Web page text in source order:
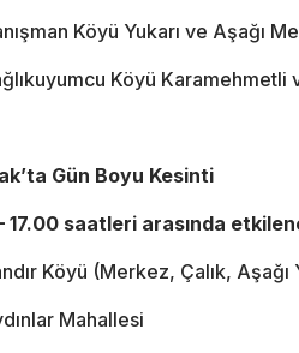
Köyü Yukarı ve Aşağı
Köyü Karamehmetli
Gün Boyu Kesinti
17.00 saatleri arasında
Köyü (Merkez, Çalık,
Mahallesi